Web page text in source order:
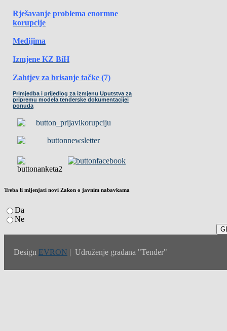
Rješavanje problema enormne
korupcije
Medijima
Izmjene KZ BiH
Zahtjev za brisanje tačke (7)
Primjedba i prijedlog za izmjenu Uputstva za
pripremu modela tenderske dokumentacijei
ponuda
Treba li mijenjati novi Zakon o javnim nabavkama
Da
Ne
Design EVRON | Udruženje građana "Tender"